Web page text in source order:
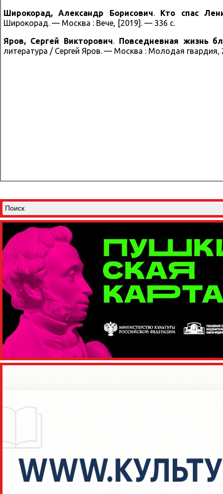
Широкорад, Александр Борисович. Кто спас
Широкорад. — Москва : Вече, [2019]. — 336 с.
Яров, Сергей Викторович. Повседневная жизнь
литература / Сергей Яров. — Москва : Молодая гвардия,